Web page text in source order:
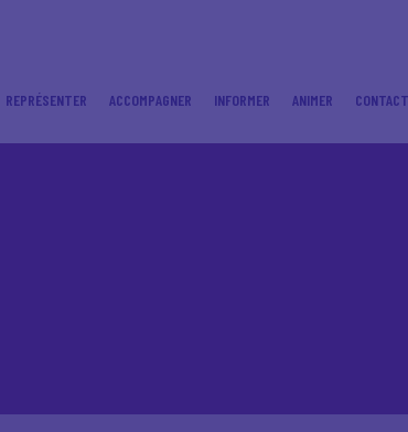
REPRÉSENTER ACCOMPAGNER INFORMER ANIMER CONTACT